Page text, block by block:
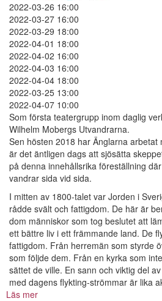
2022-03-26 16:00
2022-03-27 16:00
2022-03-29 18:00
2022-04-01 18:00
2022-04-02 16:00
2022-04-03 16:00
2022-04-04 18:00
2022-03-25 13:00
2022-04-07 10:00
Som första teatergrupp inom daglig
Wilhelm Mobergs Utvandrarna.
Sen hösten 2018 har Änglarna arbetat
är det äntligen dags att sjösätta
på denna innehållsrika föreställning
vandrar sida vid sida.
I mitten av 1800-talet var Jorden i
rådde svält och fattigdom. De här är
dom människor som tog beslutet att
ett bättre liv i ett främmande land. De
fattigdom. Från herremän som styrde
som följde dem. Från en kyrka som
sättet de ville. En sann och viktig del
med dagens flykting-strömmar är lika
Läs mer